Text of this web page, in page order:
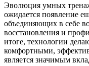
Эволюция умных
ожидается появление
объединяющих в себе
восстановления и
итоге, технологии
комфортными,
является значимым